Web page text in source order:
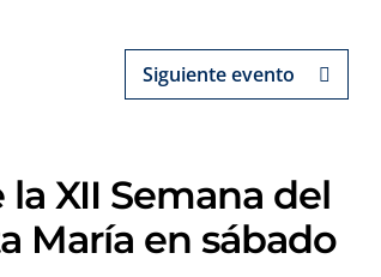
Siguiente evento
XII Semana del
María en sábado